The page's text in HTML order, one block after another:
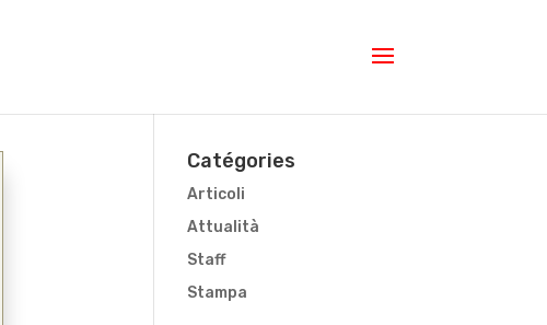
Catégories
Articoli
Attualità
Staff
Stampa